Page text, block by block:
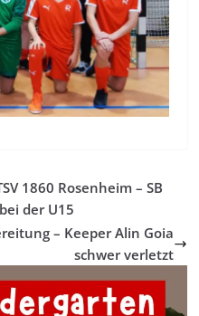
1860 Rosenheim – SB
der U15
– Keeper Alin Goia
schwer verletzt